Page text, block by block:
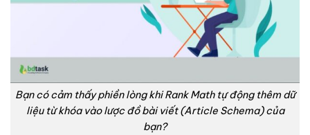
Bạn có cảm thấy phiền lòng khi Rank Math tự động thêm dữ
liệu từ khóa vào lược đồ bài viết (Article Schema) của
bạn?